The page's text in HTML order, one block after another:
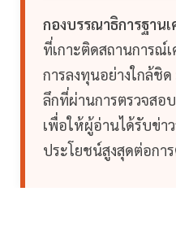
กองบรรณาธิการฐาน
ที่เกาะติดสถานการณ์
การลงทุนอย่างใกล้ชิ
ลึกที่ผ่านการตรวจสอ
เพื่อให้ผู้อ่านได้รับข่า
ประโยชน์สูงสุดต่อกา